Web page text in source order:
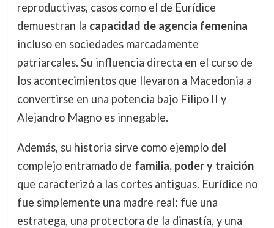
reproductivas, casos como el de Eurídice
demuestran la capacidad de agencia femenina
incluso en sociedades marcadamente
patriarcales. Su influencia directa en el curso de
los acontecimientos que llevaron a Macedonia a
convertirse en una potencia bajo Filipo II y
Alejandro Magno es innegable.
Además, su historia sirve como ejemplo del
complejo entramado de familia, poder y traición
que caracterizó a las cortes antiguas. Eurídice no
fue simplemente una madre real: fue una
estratega, una protectora de la dinastía, y una